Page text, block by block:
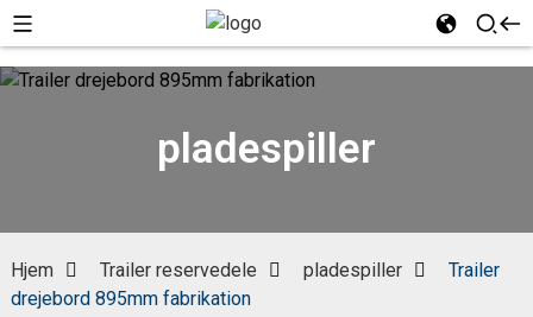
pladespiller
Hjem Trailer reservedele pladespiller
Trailer
drejebord 895mm fabrikation